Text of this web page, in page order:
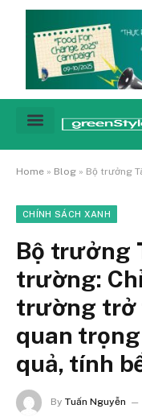
Home » Blog » Bộ trưởng Tài nguyên và
CHÍNH SÁCH XANH
Bộ trưởng
trường:
trường trở
quan
quả, tính
By Tuấn Nguyễn